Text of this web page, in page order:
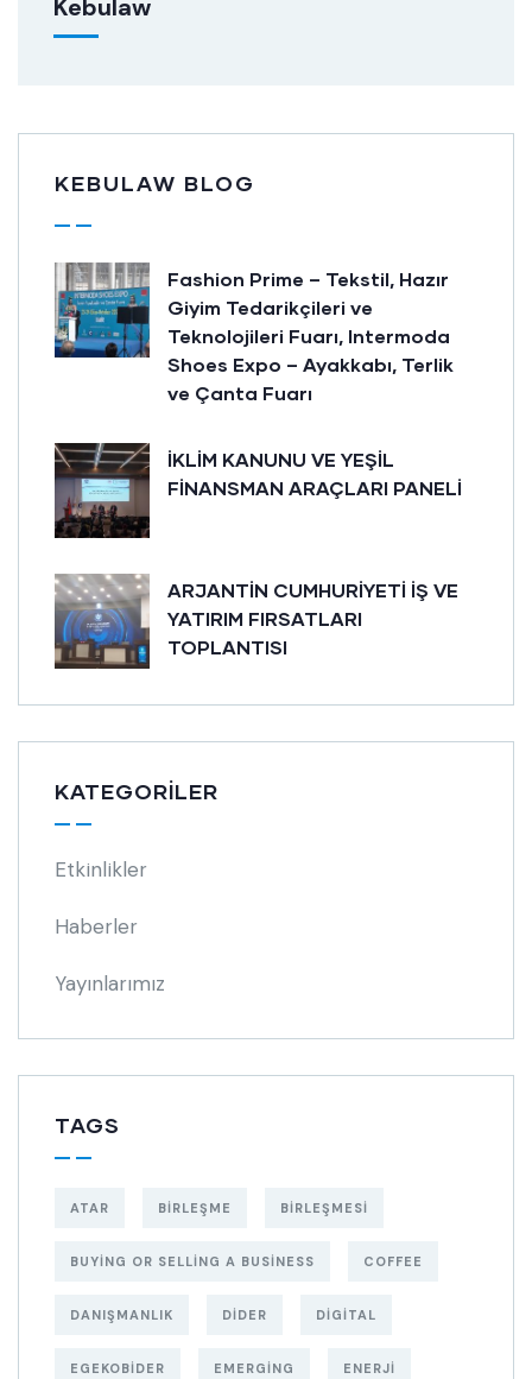
Kebulaw
KEBULAW BLOG
Fashion Prime – Tekstil, Hazır
Giyim Tedarikçileri ve
Teknolojileri Fuarı, Intermoda
Shoes Expo – Ayakkabı, Terlik
ve Çanta Fuarı
İKLİM KANUNU VE YEŞİL
FİNANSMAN ARAÇLARI PANELİ
ARJANTİN CUMHURİYETİ İŞ VE
YATIRIM FIRSATLARI
TOPLANTISI
KATEGORILER
Etkinlikler
Haberler
Yayınlarımız
TAGS
ATAR BIRLEŞME BIRLEŞMESI
BUYING OR SELLING A BUSINESS COFFEE
DANIŞMANLIK DIDER DIGITAL
EGEKOBIDER EMERGING ENERJI